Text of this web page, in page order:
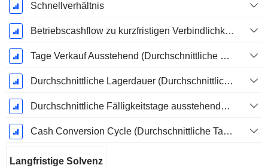
Schnellverhältnis
Betriebscashflow zu kurzfristigen Verbindlichkeiten
Tage Verkauf Ausstehend (Durchschnittliche Forderungen)
Durchschnittliche Lagerdauer (Durchschnittlicher Lagerbestand)
Durchschnittliche Fälligkeitstage ausstehender Zahlungen
Cash Conversion Cycle (Durchschnittliche Tage)
Langfristige Solvenz